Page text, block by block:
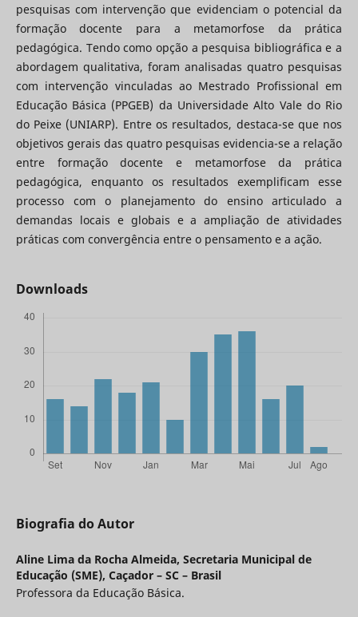
pesquisas com intervenção que evidenciam o potencial da
formação docente para a metamorfose da prática
pedagógica. Tendo como opção a pesquisa bibliográfica e a
abordagem qualitativa, foram analisadas quatro pesquisas
com intervenção vinculadas ao Mestrado Profissional em
Educação Básica (PPGEB) da Universidade Alto Vale do Rio
do Peixe (UNIARP). Entre os resultados, destaca-se que nos
objetivos gerais das quatro pesquisas evidencia-se a relação
entre formação docente e metamorfose da prática
pedagógica, enquanto os resultados exemplificam esse
processo com o planejamento do ensino articulado a
demandas locais e globais e a ampliação de atividades
práticas com convergência entre o pensamento e a ação.
Downloads
Biografia do Autor
Aline Lima da Rocha Almeida, Secretaria Municipal de
Educação (SME), Caçador – SC – Brasil
Professora da Educação Básica.